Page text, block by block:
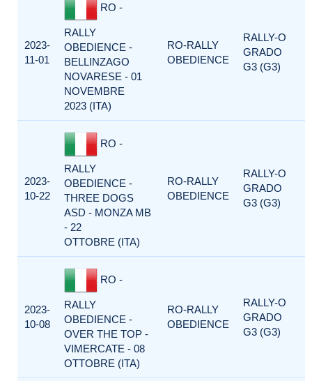
2023-
11-01
RO -
RALLY
OBEDIENCE -
BELLINZAGO
NOVARESE - 01
NOVEMBRE
2023 (ITA)
RO-RALLY
OBEDIENCE
RALLY-O
GRADO
G3 (G3)
2023-
10-22
RO -
RALLY
OBEDIENCE -
THREE DOGS
ASD - MONZA MB
- 22
OTTOBRE (ITA)
RO-RALLY
OBEDIENCE
RALLY-O
GRADO
G3 (G3)
2023-
10-08
RO -
RALLY
OBEDIENCE -
OVER THE TOP -
VIMERCATE - 08
OTTOBRE (ITA)
RO-RALLY
OBEDIENCE
RALLY-O
GRADO
G3 (G3)